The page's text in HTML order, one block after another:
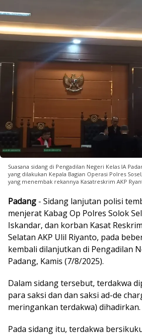
Suasana sidang di Pengadilan Negeri Kelas IA
yang dilakukan Kepala Bagian Operasi Polres
yang menembak rekannya Kasatreskrim AKP
Padang - Sidang lanjutan polisi
menjerat Kabag Op Polres Solok
Iskandar, dan korban Kasat
Selatan AKP Ulil Riyanto, pada
kembali dilanjutkan di Pengadilan
Padang, Kamis (7/8/2025).
Dalam sidang tersebut, terdakwa
para saksi dan dan saksi ad-de
meringankan terdakwa) dihadirkan.
Pada sidang itu, terdakwa